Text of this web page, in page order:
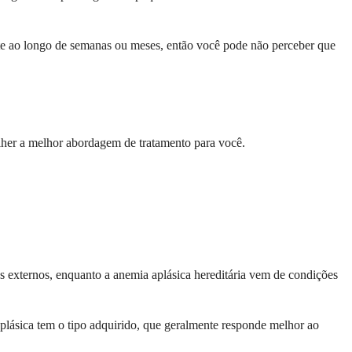
longo de semanas ou meses, então você pode não perceber que
a melhor abordagem de tratamento para você.
enquanto a anemia aplásica hereditária vem de condições
tem o tipo adquirido, que geralmente responde melhor ao